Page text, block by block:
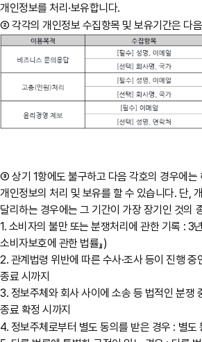
개인정보를 처리·보유합니다.
② 각각의 개인정보 수집항목 및 보유기간은 다
③ 상기 1항에도 불구하고 다음 각호의 경우에는
개인정보의 처리 및 보유를 할 수 있습니다. 단,
달리하는 경우에는 그 기간이 가장 장기인 것의
1. 소비자의 불만 또는 분쟁처리에 관한 기록 : 3
소비자보호에 관한 법률』)
2. 관계법령 위반에 따른 수사·조사 등이 진행 중
종료 시까지
3. 정보주체와 회사 사이에 소송 등 법적인 분쟁
종료 확정 시까지
4. 정보주체로부터 별도 동의를 받은 경우 : 별도